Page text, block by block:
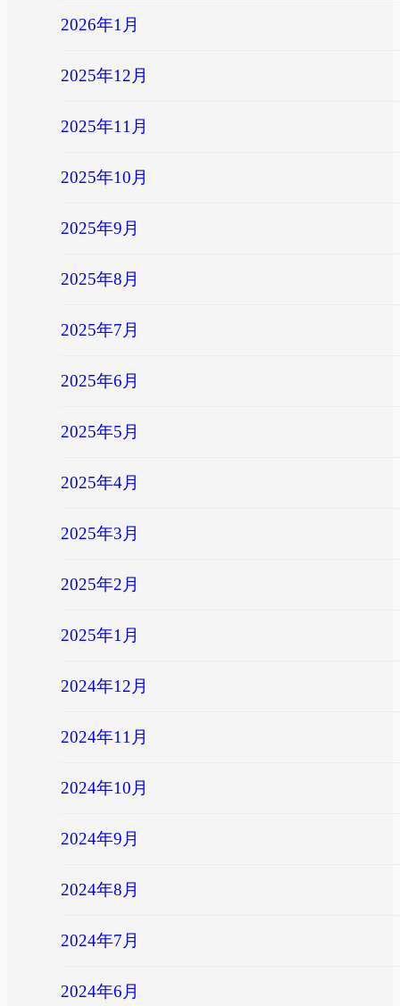
2026年1月
2025年12月
2025年11月
2025年10月
2025年9月
2025年8月
2025年7月
2025年6月
2025年5月
2025年4月
2025年3月
2025年2月
2025年1月
2024年12月
2024年11月
2024年10月
2024年9月
2024年8月
2024年7月
2024年6月